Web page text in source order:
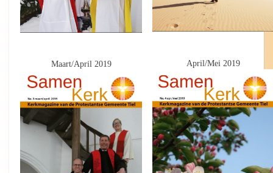
Maart/April 2019 April/Mei 2019